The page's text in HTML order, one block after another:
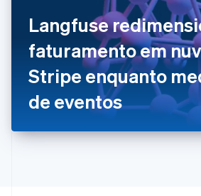
Langfuse
faturamento em
Stripe enquanto
de eventos
EnglishSvenska
França
FrançaisEnglish
Gibraltar
English
English
English